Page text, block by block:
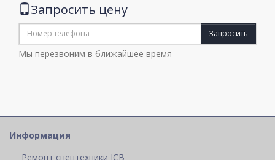
Запросить цену
Запросить
Мы перезвоним в ближайшее время
Информация
Ремонт спецтехники JCB